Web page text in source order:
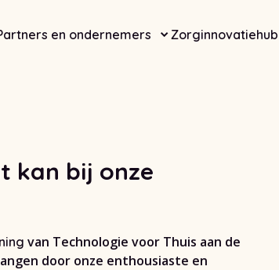
en ondernemers Zorginnovatiehub
kan bij onze
van Technologie voor Thuis aan de
door onze enthousiaste en